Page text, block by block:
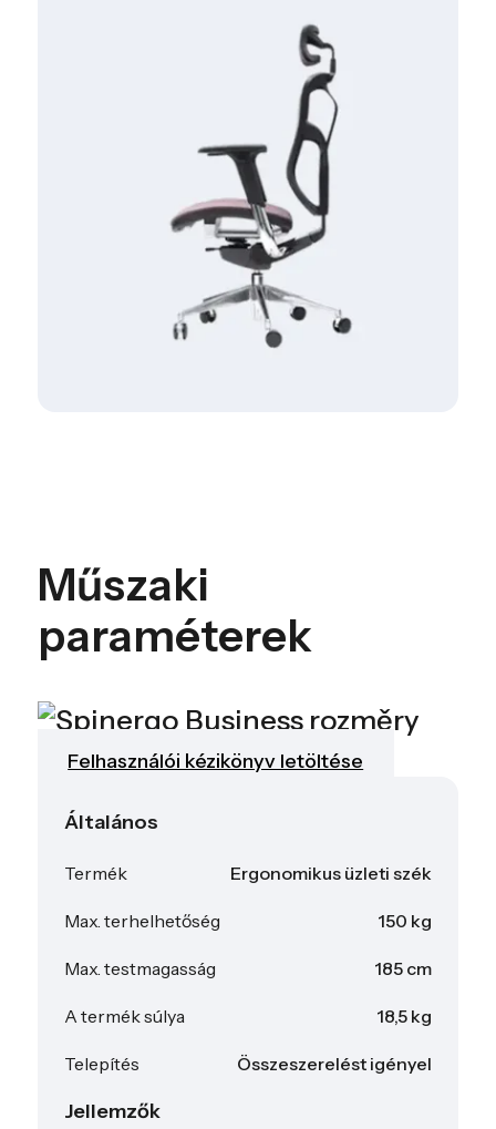
Műszaki
paraméterek
Felhasználói kézikönyv letöltése
Általános
Termék Ergonomikus üzleti szék
Max. terhelhetőség 150 kg
Max. testmagasság 185 cm
A termék súlya 18,5 kg
Telepítés Összeszerelést igényel
Jellemzők